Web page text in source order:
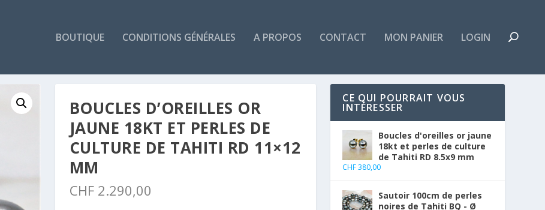
BOUTIQUE CONDITIONS GÉNÉRALES A PROPOS CONTACT MON PANIER LOGIN
BOUCLES D’OREILLES OR
JAUNE 18KT ET PERLES DE
CULTURE DE TAHITI RD 11×12
MM
CHF2.290,00
CE QUI POURRAIT VOUS
INTÉRESSER
Boucles d'oreilles or jaune
18kt et perles de culture
de Tahiti RD 8.5x9 mm
CHF380,00
Sautoir 100cm de perles
noires de Tahiti BQ - Ø